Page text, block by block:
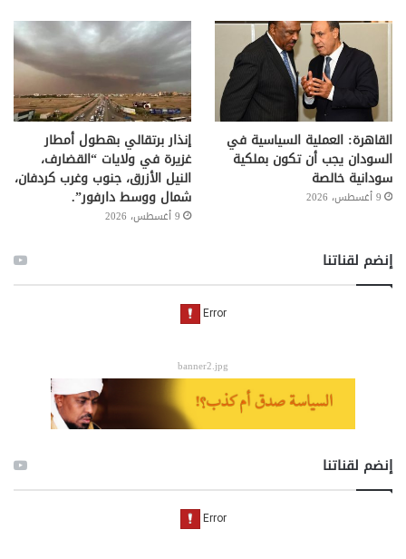
القاهرة: العملية السياسية في
السودان يجب أن تكون بملكية
سودانية خالصة
9 أغسطس، 2026
إنذار برتقالي بهطول أمطار
غزيرة في ولايات “القضارف،
النيل الأزرق، جنوب وغرب كردفان،
شمال ووسط دارفور”.
9 أغسطس، 2026
إنضم لقناتنا
banner2.jpg
إنضم لقناتنا